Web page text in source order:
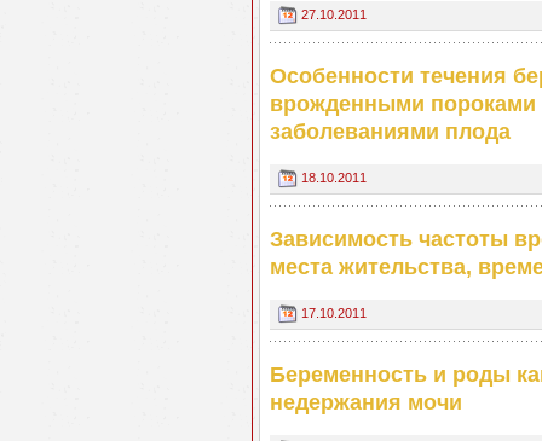
27.10.2011
Особенности течения
врожденными пороками
заболеваниями плода
18.10.2011
Зависимость частоты
места жительства,
17.10.2011
Беременность и роды
недержания мочи